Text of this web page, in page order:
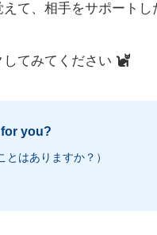
て、相手をサポートし
てみてください
you?
とはありますか？）